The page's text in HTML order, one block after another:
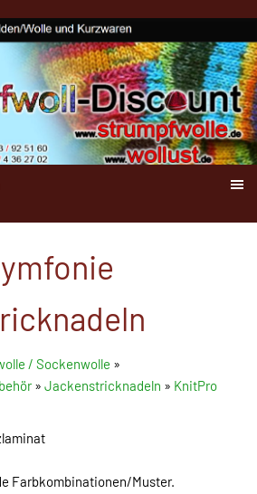
/ Sockenwolle »
» Jackenstricknadeln » KnitPro
Farbkombinationen/Muster.